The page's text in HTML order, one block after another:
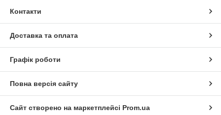
Контакти
Доставка та оплата
Графік роботи
Повна версія сайту
Сайт створено на маркетплейсі Prom.ua